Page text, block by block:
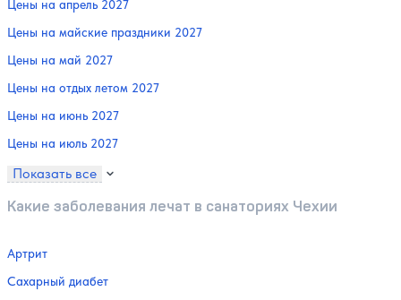
Цены на апрель 2027
Цены на майские праздники 2027
Цены на май 2027
Цены на отдых летом 2027
Цены на июнь 2027
Цены на июль 2027
Показать все
Какие заболевания лечат в санаториях Чехии
Артрит
Сахарный диабет